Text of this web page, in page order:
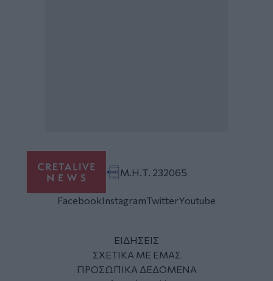
Μ.Η.Τ. 232065
FacebookInstagramTwitterYoutube
ΕΙΔΗΣΕΙΣ
ΣΧΕΤΙΚΑ ΜΕ ΕΜΑΣ
ΠΡΟΣΩΠΙΚΑ ΔΕΔΟΜΕΝΑ